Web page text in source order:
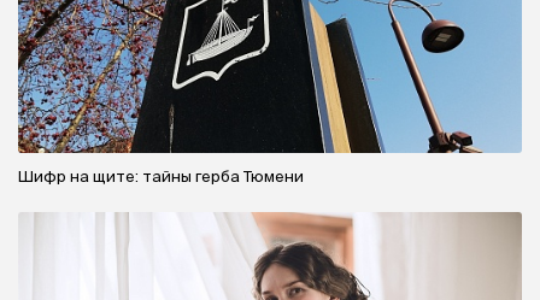
Шифр на щите: тайны герба Тюмени